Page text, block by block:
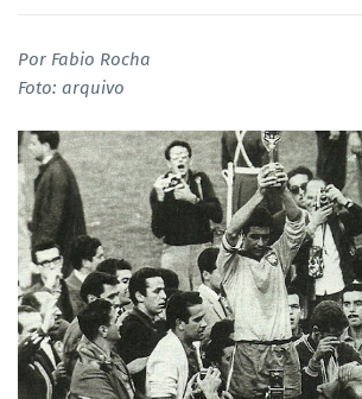
Por Fabio Rocha
Foto: arquivo